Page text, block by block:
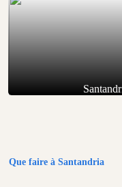
Que faire à Santandria